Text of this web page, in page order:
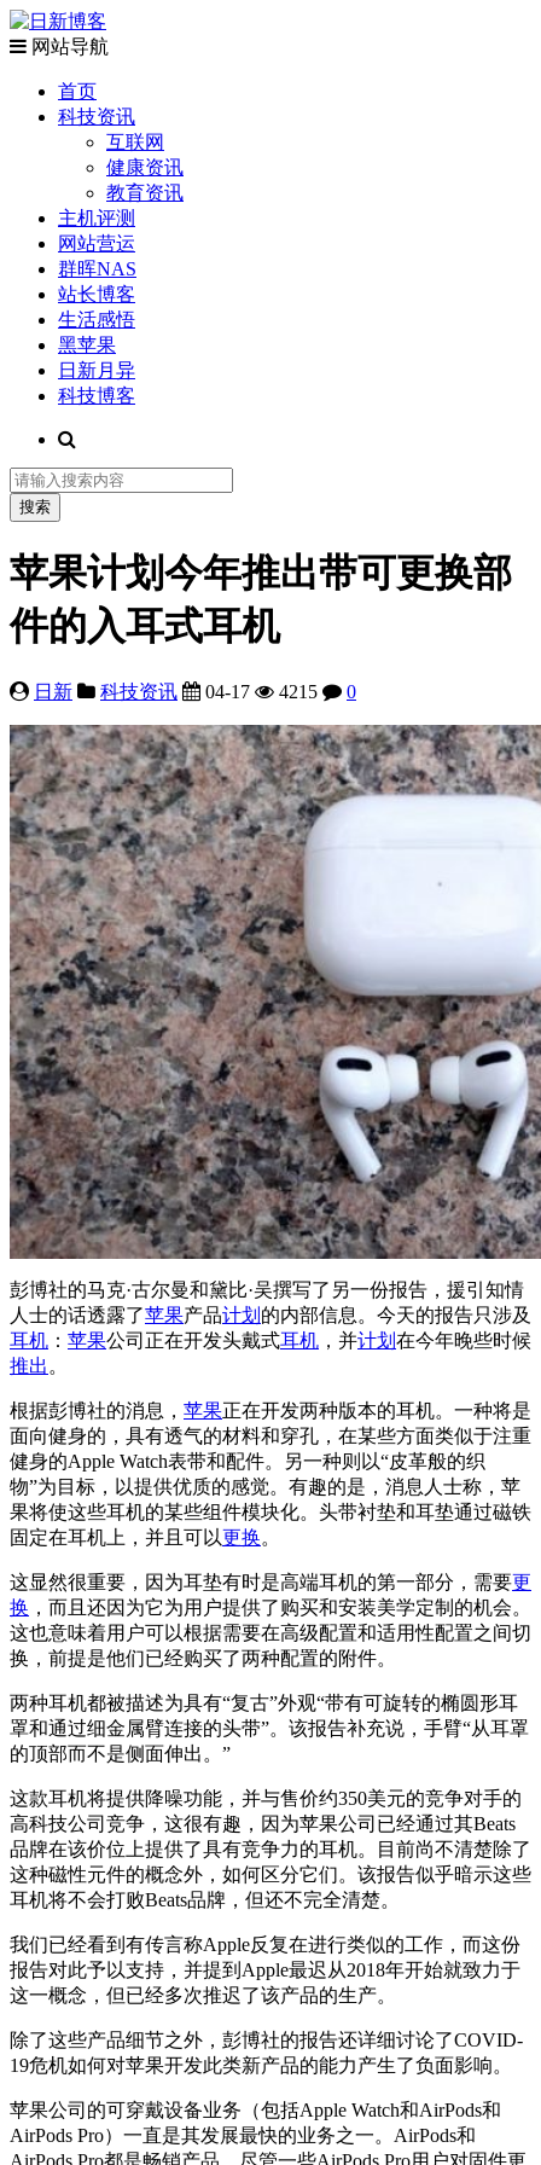
网站导航
首页
科技资讯
互联网
健康资讯
教育资讯
主机评测
网站营运
群晖NAS
站长博客
生活感悟
黑苹果
日新月异
科技博客
苹果计划今年推出带可更换部
件的入耳式耳机
日新 科技资讯 04-17 4215 0
彭博社的马克·古尔曼和黛比·吴撰写了另一份报告 ，援引知情
人士的话透露了苹果产品计划 的内部信息。今天的报告只涉及
耳机 ： 苹果公司正在开发头戴式耳机 ，并计划 在今年晚些时候
推出 。
根据彭博社的消息， 苹果正在开发两种版本的耳机。一种将是
面向健身的，具有透气的材料和穿孔，在某些方面类似于注重
健身的Apple Watch表带和配件。另一种则以“皮革般的织
物”为目标，以提供优质的感觉。有趣的是，消息人士称，苹
果将使这些耳机的某些组件模块化。头带衬垫和耳垫通过磁铁
固定在耳机上，并且可以更换。
这显然很重要，因为耳垫有时是高端耳机的第一部分，需要更
换 ，而且还因为它为用户提供了购买和安装美学定制的机会。
这也意味着用户可以根据需要在高级配置和适用性配置之间切
换，前提是他们已经购买了两种配置的附件。
两种耳机都被描述为具有“复古”外观“带有可旋转的椭圆形耳
罩和通过细金属臂连接的头带”。该报告补充说，手臂“从耳罩
的顶部而不是侧面伸出。”
这款耳机将提供降噪功能，并与售价约350美元的竞争对手的
高科技公司竞争，这很有趣，因为苹果公司已经通过其Beats
品牌在该价位上提供了具有竞争力的耳机。目前尚不清楚除了
这种磁性元件的概念外，如何区分它们。该报告似乎暗示这些
耳机将不会打败Beats品牌，但还不完全清楚。
我们已经看到有传言称Apple反复在进行类似的工作，而这份
报告对此予以支持，并提到Apple最迟从2018年开始就致力于
这一概念，但已经多次推迟了该产品的生产。
除了这些产品细节之外，彭博社的报告还详细讨论了COVID-
19危机如何对苹果开发此类新产品的能力产生了负面影响。
苹果公司的可穿戴设备业务（包括Apple Watch和AirPods和
AirPods Pro）一直是其发展最快的业务之一。AirPods和
AirPods Pro都是畅销产品，尽管一些AirPods Pro用户对固件更